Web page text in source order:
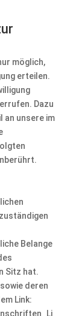
möglich,
erteilen.
Dazu
an unsere im
Belange
Sitz hat.
deren
Link: